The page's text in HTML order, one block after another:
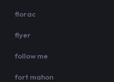
florac
flyer
follow me
fort mahon